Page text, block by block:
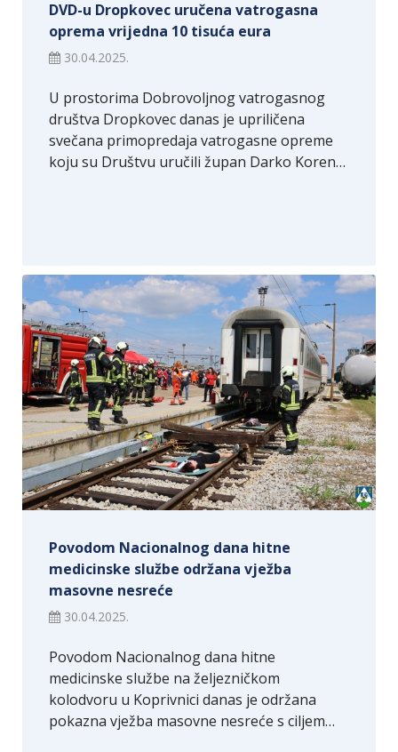
DVD-u Dropkovec uručena vatrogasna
oprema vrijedna 10 tisuća eura
30.04.2025.
U prostorima Dobrovoljnog vatrogasnog
društva Dropkovec danas je upriličena
svečana primopredaja vatrogasne opreme
koju su Društvu uručili župan Darko Koren…
Povodom Nacionalnog dana hitne
medicinske službe održana vježba
masovne nesreće
30.04.2025.
Povodom Nacionalnog dana hitne
medicinske službe na željezničkom
kolodvoru u Koprivnici danas je održana
pokazna vježba masovne nesreće s ciljem…